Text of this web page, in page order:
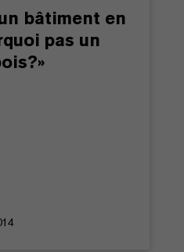
bâtiment en
pas un